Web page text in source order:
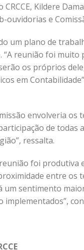
Kildere
ouvidorias e
um plano de
reunião foi
os próprios
em
envolveria
de
ressalta.
reunião foi
entre os
sentimento